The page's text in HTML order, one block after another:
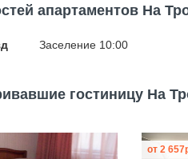
апартаментов На
Заселение 10:00
гостиницу На
от 2 657